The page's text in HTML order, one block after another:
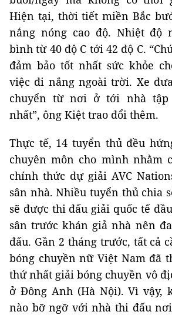
Hiện tại, thời tiết miền Bắc
nắng nóng cao độ. Nhiệt độ
bình từ 40 độ C tới 42 độ C.
đảm bảo tốt nhất sức khỏe
việc đi nắng ngoài trời. Xe
chuyển từ nơi ở tới nhà tập
nhất”, ông Kiệt trao đổi thêm.
Thực tế, 14 tuyển thủ đều
chuyên môn cho mình nhằm
chính thức dự giải AVC
sân nhà. Nhiều tuyển thủ chia
sẽ được thi đấu giải quốc tế
sân trước khán giả nhà nên
đấu. Gần 2 tháng trước, tất cả
bóng chuyền nữ Việt Nam đã
thứ nhất giải bóng chuyền vô
ở Đông Anh (Hà Nội). Vì vậy,
nào bỡ ngỡ với nhà thi đấu nơi